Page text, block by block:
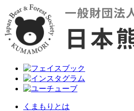
くまもりとは